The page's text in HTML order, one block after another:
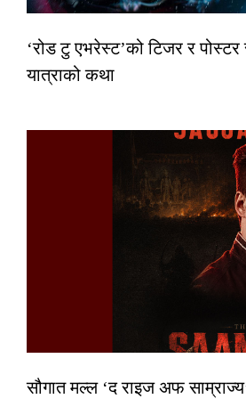
‘रोड टु एभरेस्ट’को टिजर र पोस्टर
यात्राको कथा
सौगात मल्ल ‘द राइज अफ